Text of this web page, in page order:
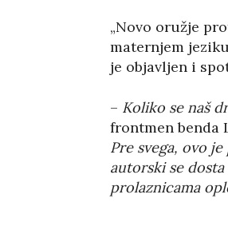
„Novo oružje
maternjem
je objavljen i
– Koliko se naš
frontmen benda
Pre svega, ovo
autorski se
prolaznicama